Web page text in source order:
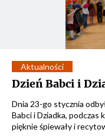
Aktualności
Dzień Babci i
Dnia 23-go stycznia
Babci i Dziadka, podczas
pięknie śpiewały i